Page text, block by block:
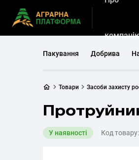
Пакування Добрива
Товари Засоби захисту
У наявності Код товару: